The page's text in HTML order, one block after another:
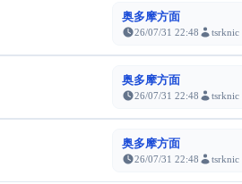
奥多摩方面
26/07/31 22:48 tsrknic
奥多摩方面
26/07/31 22:48 tsrknic
奥多摩方面
26/07/31 22:48 tsrknic